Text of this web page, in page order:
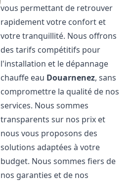
vous permettant de retrouver
rapidement votre confort et
votre tranquillité. Nous offrons
des tarifs compétitifs pour
l'installation et le dépannage
chauffe eau Douarnenez, sans
compromettre la qualité de nos
services. Nous sommes
transparents sur nos prix et
nous vous proposons des
solutions adaptées à votre
budget. Nous sommes fiers de
nos garanties et de nos